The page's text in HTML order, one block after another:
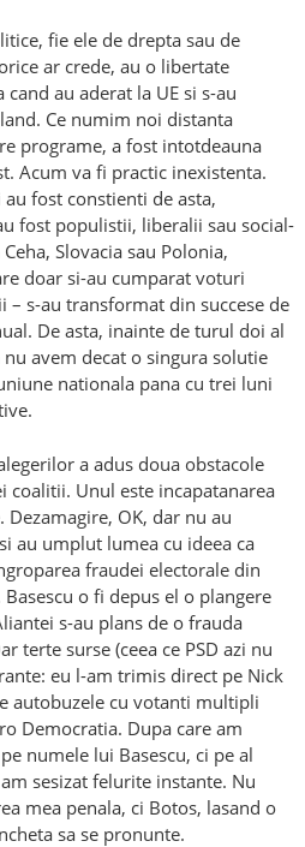
fie ele de drepta sau de
ar crede, au o libertate
au aderat la UE si s-au
Ce numim noi distanta
programe, a fost intotdeauna
Acum va fi practic inexistenta.
fost constienti de asta,
fost populistii, liberalii sau social-
Slovacia sau Polonia,
doar si-au cumparat voturi
s-au transformat din succese de
De asta, inainte de turul doi al
avem decat o singura solutie
nationala pana cu trei luni
a adus doua obstacole
coalitii. Unul este incapatanarea
Dezamagire, OK, dar nu au
au umplut lumea cu ideea ca
fraudei electorale din
o fi depus el o plangere
s-au plans de o frauda
terte surse (ceea ce PSD azi nu
eu l-am trimis direct pe Nick
autobuzele cu votanti multipli
Democratia. Dupa care am
numele lui Basescu, ci pe al
sesizat felurite instante. Nu
mea penala, ci Botos, lasand o
sa se pronunte.